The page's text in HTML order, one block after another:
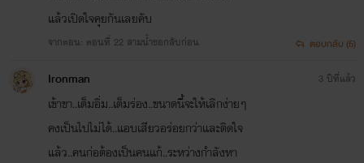
แล้วเปิดใจคุยกันเลยคับ
จากตอน: ตอนที่ 22 สามน้ำขอกลับก่อน ตอบกลับ (5)
Ironman
เข้าขา..เต็มอิ่ม..เต็มร่อง..ขนาดนี้จะให้เลิกง่ายๆ
คงเป็นไปไม่ได้..แอบเสียวอร่อยกว่าและติดใจ
แล้ว..คนก่อต้องเป็นคนแก้..ระหว่างกำลังหา
3 ปีที่แล้ว